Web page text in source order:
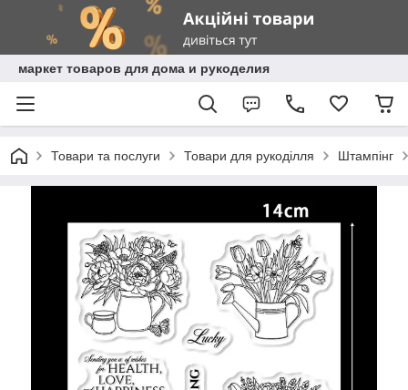
маркет товаров для дома и рукоделия
Товари та послуги Товари для рукоділля Штампінг